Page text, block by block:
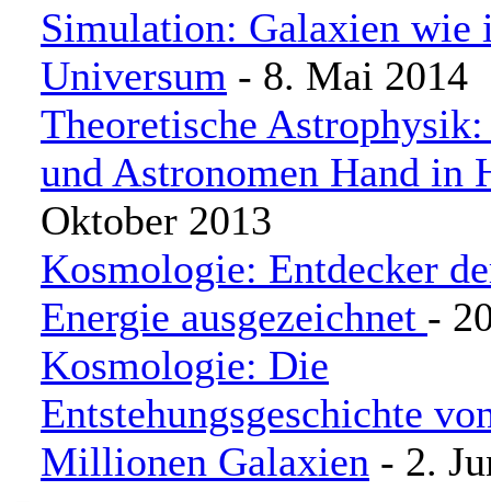
Simulation: Galaxien
Universum - 8. Mai 2014
Theoretische
und Astronomen Hand in
Oktober 2013
Kosmologie: Entdecker
Energie ausgezeichnet -
Kosmologie: Die
Entstehungsgeschichte
Millionen Galaxien - 2.